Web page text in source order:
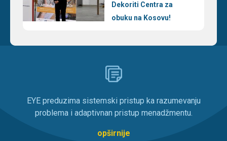
Dekoriti Centra za
obuku na Kosovu!
EYE preduzima sistemski pristup ka razumevanju
problema i adaptivnan pristup menadžmentu.
opširnije